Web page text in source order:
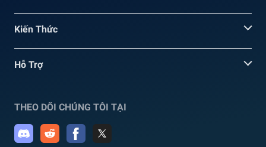
Kiến Thức
Hỗ Trợ
THEO DÕI CHÚNG TÔI TẠI